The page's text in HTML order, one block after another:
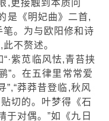
,更接触到本质问
是《明妃曲》二首,
。为与欧阳修和诗
不赘述。
紫苋临风怯,青苔挟
”。在五律里常常爱
”,“莽莽昔登临,秋风
切的。叶梦得《石
于对偶。”如《九日